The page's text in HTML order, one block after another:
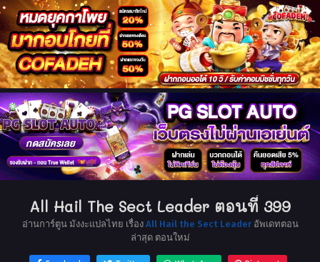
All Hail The Sect Leader ตอนที่ 399
อ่านการ์ตูน มังงะแปลไทย เรื่อง All Hail the Sect Leaderอัพเดทตอน
ล่าสุด ตอนใหม่